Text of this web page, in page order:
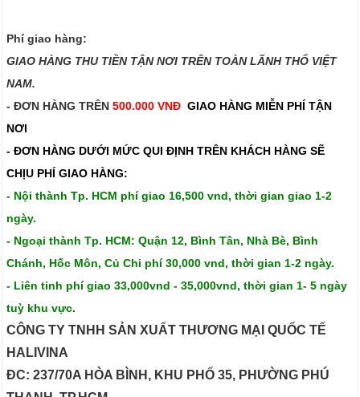
Phí giao hàng:
GIAO HÀNG THU TIỀN TẬN NƠI TRÊN TOÀN LÃNH THỔ VIỆT
NAM.​​
- ĐƠN HÀNG TRÊN500.000 VNĐ GIAO HÀNG MIỄN PHÍ TẬN
NƠI
- ĐƠN HÀNG DƯỚI MỨC QUI ĐỊNH TRÊN KHÁCH HÀNG SẼ
CHỊU PHÍ GIAO HÀNG:
- Nội thành Tp. HCM phí giao 16,500 vnd, thời gian giao 1-2
ngày.
- Ngoại thành Tp. HCM: Quận 12, Bình Tân, Nhà Bè, Bình
Chánh, Hốc Môn, Củ Chi phí 30,000 vnd, thời gian 1-2 ngày.
- Liên tỉnh phí giao 33,000vnd - 35,000vnd, thời gian 1- 5 ngày
tuỳ khu vực.
CÔNG TY TNHH SẢN XUẤT THƯƠNG MẠI QUỐC TẾ
HALIVINA
ĐC: 237/70A HÒA BÌNH, KHU PHỐ 35, PHƯỜNG PHÚ